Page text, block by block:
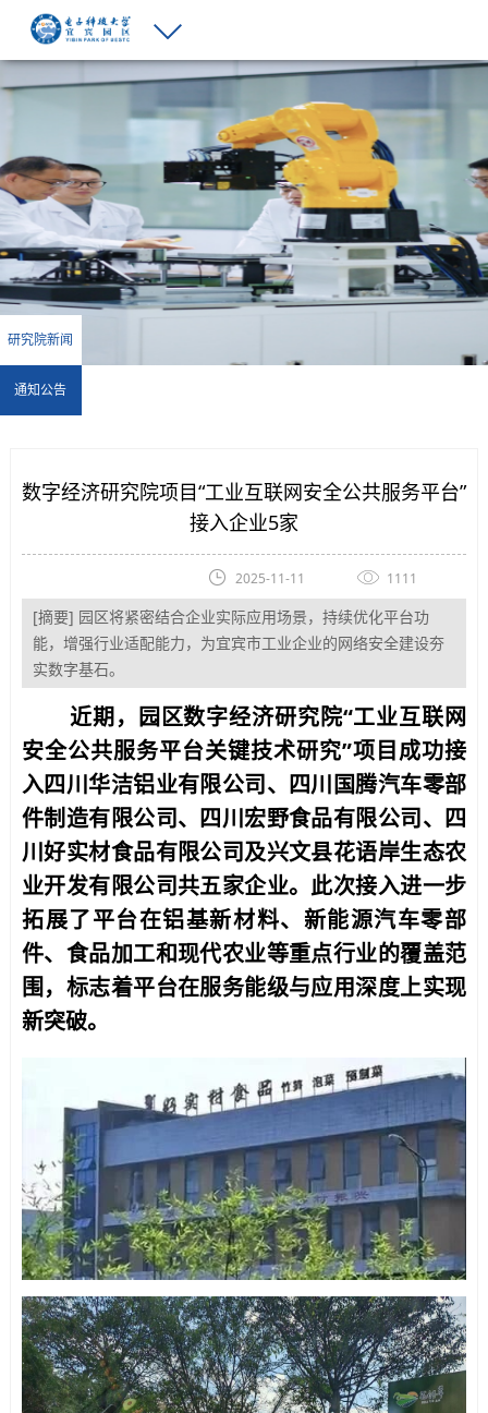
研究院新闻
通知公告
数字经济研究院项目“工业互联网安全公共服务平台”
接入企业5家
2025-11-11 1111
[摘要] 园区将紧密结合企业实际应用场景，持续优化平台功
能，增强行业适配能力，为宜宾市工业企业的网络安全建设夯
实数字基石。
近期，园区数字经济研究院“工业互联网
安全公共服务平台关键技术研究”项目成功接
入四川华洁铝业有限公司、四川国腾汽车零部
件制造有限公司、四川宏野食品有限公司、四
川好实材食品有限公司及兴文县花语岸生态农
业开发有限公司共五家企业。此次接入进一步
拓展了平台在铝基新材料、新能源汽车零部
件、食品加工和现代农业等重点行业的覆盖范
围，标志着平台在服务能级与应用深度上实现
新突破。